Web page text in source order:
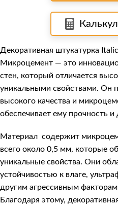
Декоративная штукатурка
Микроцемент — это
стен, который отличается
уникальными свойствами. Он
высокого качества и
обеспечивает ему прочность и
Материал содержит
всего около 0,5 мм, которые
уникальные свойства. Они
устойчивостью к влаге,
другим агрессивным
Благодаря этому,